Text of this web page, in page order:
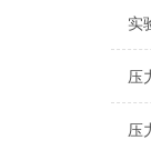
压